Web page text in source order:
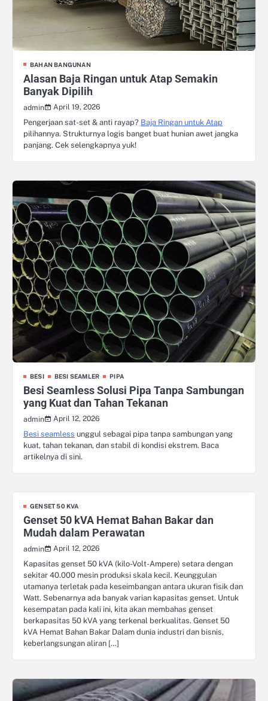
BAHAN BANGUNAN
Alasan Baja Ringan untuk Atap Semakin
Banyak Dipilih
admin
April 19, 2026
Pengerjaan sat-set & anti rayap? Baja Ringan untuk Atap
pilihannya. Strukturnya logis banget buat hunian awet jangka
panjang. Cek selengkapnya yuk!
BESI BESI SEAMLER PIPA
Besi Seamless Solusi Pipa Tanpa Sambungan
yang Kuat dan Tahan Tekanan
admin
April 12, 2026
Besi seamless unggul sebagai pipa tanpa sambungan yang
kuat, tahan tekanan, dan stabil di kondisi ekstrem. Baca
artikelnya di sini.
GENSET 50 KVA
Genset 50 kVA Hemat Bahan Bakar dan
Mudah dalam Perawatan
admin
April 12, 2026
Kapasitas genset 50 kVA (kilo-Volt-Ampere) setara dengan
sekitar 40.000 mesin produksi skala kecil. Keunggulan
utamanya terletak pada keseimbangan antara ukuran fisik dan
Watt. Sebenarnya ada banyak varian kapasitas genset. Untuk
kesempatan pada kali ini, kita akan membahas genset
berkapasitas 50 kVA yang terkenal berkualitas. Genset 50
kVA Hemat Bahan Bakar Dalam dunia industri dan bisnis,
keberlangsungan aliran […]